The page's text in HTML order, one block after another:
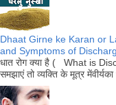
Dhaat Girne ke Karan or
and Symptoms of
धात रोग क्या है ( What is
समझाएं तो व्यक्ति के मूत्र